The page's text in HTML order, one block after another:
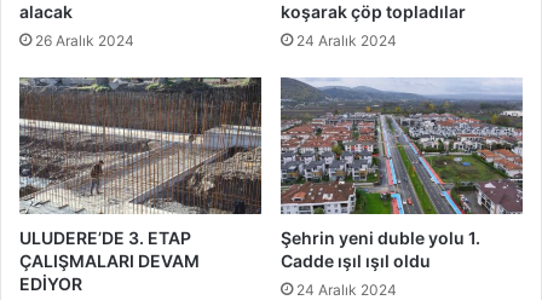
alacak
26 Aralık 2024
koşarak çöp topladılar
24 Aralık 2024
ULUDERE’DE 3. ETAP
ÇALIŞMALARI DEVAM
EDİYOR
Şehrin yeni duble yolu 1.
Cadde ışıl ışıl oldu
24 Aralık 2024